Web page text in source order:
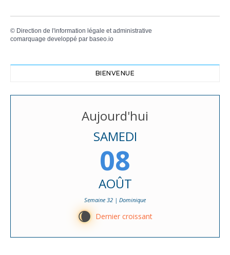
© Direction de l'information légale et administrative
comarquage developpé par baseo.io
BIENVENUE
Aujourd'hui
SAMEDI
08
AOÛT
Semaine 32 | Dominique
W Dernier croissant